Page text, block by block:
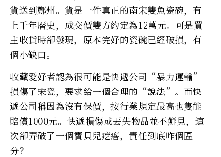
貨送到鄭州。貨是一件真正的南宋雙魚瓷碗，有
上千年曆史，成交價雙方約定為12萬元。可是買
主收貨時卻發現，原本完好的瓷碗已經破損，有
個小缺口。
收藏愛好者認為很可能是快遞公司“暴力運輸”
損傷了宋瓷，要求給一個合理的“說法”。而快
遞公司稱因為沒有保價，按行業規定最高也隻能
賠償1000元。快遞損傷或丟失物品並不鮮見，這
次卻弄破了一個寶貝兒疙瘩，責任到底咋個區
分？